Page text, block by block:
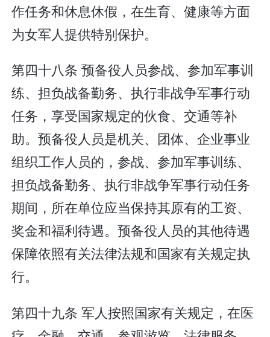
作任务和休息休假，在生育、健康等方面
为女军人提供特别保护。
第四十八条 预备役人员参战、参加军事训
练、担负战备勤务、执行非战争军事行动
任务，享受国家规定的伙食、交通等补
助。预备役人员是机关、团体、企业事业
组织工作人员的，参战、参加军事训练、
担负战备勤务、执行非战争军事行动任务
期间，所在单位应当保持其原有的工资、
奖金和福利待遇。预备役人员的其他待遇
保障依照有关法律法规和国家有关规定执
行。
第四十九条 军人按照国家有关规定，在医